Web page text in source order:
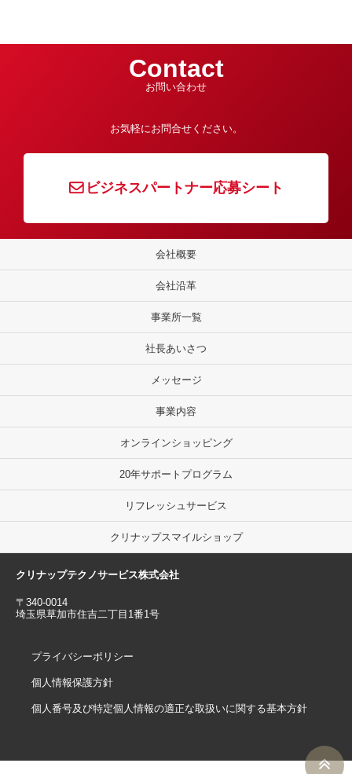
Contact
お問い合わせ
お気軽にお問合せください。
ビジネスパートナー応募シート
会社概要
会社沿革
事業所一覧
社長あいさつ
メッセージ
事業内容
オンラインショッピング
20年サポートプログラム
リフレッシュサービス
クリナップスマイルショップ
クリナップテクノサービス株式会社
〒340-0014
埼玉県草加市住吉二丁目1番1号
プライバシーポリシー
個人情報保護方針
個人番号及び特定個人情報の適正な取扱いに関する基本方針